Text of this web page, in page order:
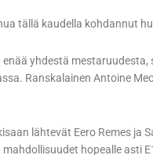
tällä kaudella kohdannut
yhdestä
Ranskalainen Antoine
lähtevät Eero Remes ja
hopealle asti